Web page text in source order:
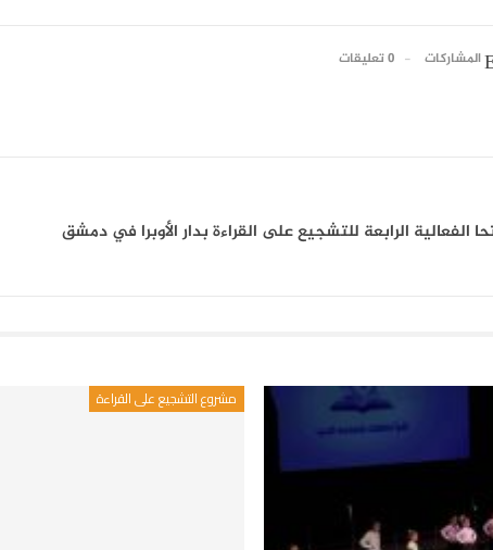
0 تعليقات
الفعالية الرابعة للتشجيع على القراءة بدار الأوبرا في دمشق
مشروع التشجيع على القراءة